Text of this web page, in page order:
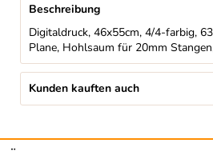
Beschreibung
Digitaldruck, 46x55cm, 4/4-farbig,
Plane, Hohlsaum für 20mm
Kunden kauften auch